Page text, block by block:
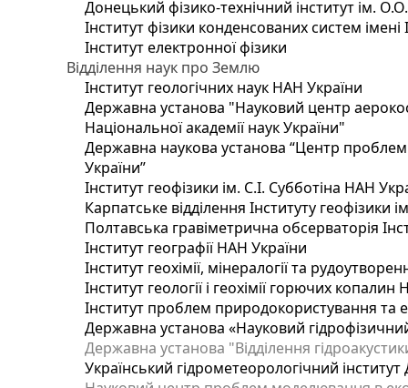
Донецький фізико-технічний інститут ім.
Інститут фізики конденсованих систем
Інститут електронної фізики
Відділення наук про Землю
Інститут геологічних наук НАН України
Державна установа "Науковий центр
Національної академії наук України"
Державна наукова установа “Центр проблем
України”
Інститут геофізики ім. С.І. Субботіна НАН
Карпатське відділення Інституту геофізики
Полтавська гравіметрична обсерваторія
Інститут географії НАН України
Інститут геохімії, мінералогії та
Інститут геології і геохімії горючих
Інститут проблем природокористування та
Державна установа «Науковий
Державна установа "Відділення
Український гідрометеорологічний